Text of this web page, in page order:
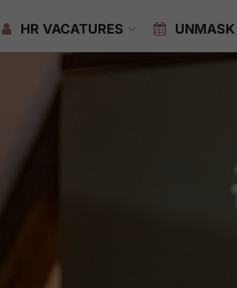
HR VACATURES